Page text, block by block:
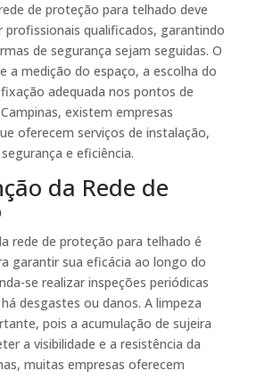
de proteção para telhado deve
profissionais qualificados, garantindo
de segurança sejam seguidas. O
a medição do espaço, a escolha do
adequada nos pontos de
existem empresas
oferecem serviços de instalação,
e eficiência.
da Rede de
rede de proteção para telhado é
garantir sua eficácia ao longo do
se realizar inspeções periódicas
desgastes ou danos. A limpeza
pois a acumulação de sujeira
a visibilidade e a resistência da
muitas empresas oferecem